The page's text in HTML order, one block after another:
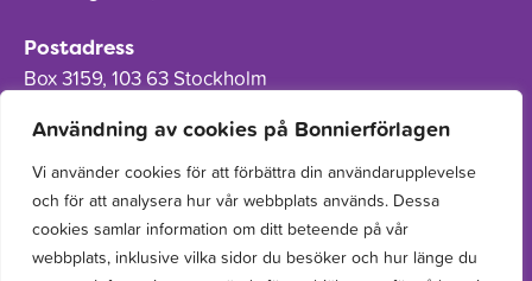
Användning av cookies på Bonnierförlagen
Vi använder cookies för att förbättra din användarupplevelse
och för att analysera hur vår webbplats används. Dessa
cookies samlar information om ditt beteende på vår
webbplats, inklusive vilka sidor du besöker och hur länge du
Postadress
Box 3159, 103 63 Stockholm
Om Bonnierförlagen
Cookies